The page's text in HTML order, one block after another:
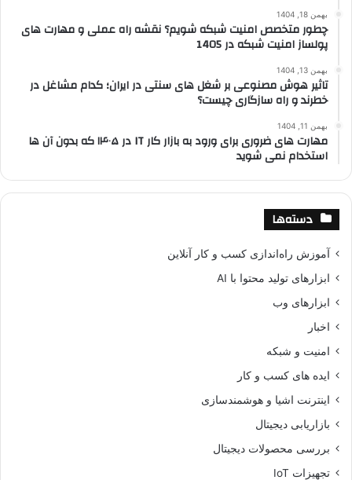
بهمن 18, 1404
چطور متخصص امنیت شبکه شویم؟ نقشه راه عملی و مهارت های
پولساز امنیت شبکه در 1405
بهمن 13, 1404
تاثیر هوش مصنوعی بر شغل های سنتی در ایران؛ کدام مشاغل در
خطرند و راه سازگاری چیست؟
بهمن 11, 1404
مهارت های ضروری برای ورود به بازار کار IT در ۱۴۰۵ که بدون آن ها
استخدام نمی شوید
دسته‌ها
آموزش راه‌اندازی کسب و کار آنلاین
ابزارهای تولید محتوا با AI
ابزارهای وب
اخبار
امنیت و شبکه
ایده های کسب و کار
اینترنت اشیا و هوشمندسازی
بازاریابی دیجیتال
بررسی محصولات دیجیتال
تجهیزات IoT